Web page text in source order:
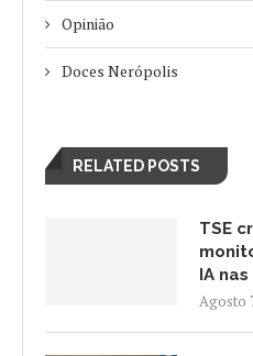
Opinião
Doces Nerópolis
RELATED POSTS
TSE
IA
Agosto